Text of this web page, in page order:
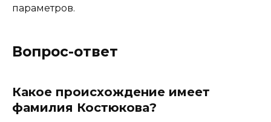
параметров.
Вопрос-ответ
Какое происхождение имеет
фамилия Костюкова?